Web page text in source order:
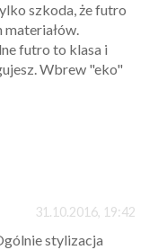
szkoda, że futro
materiałów.
futro to klasa i
Wbrew "eko"
31.10.2016, 19:42
stylizacja